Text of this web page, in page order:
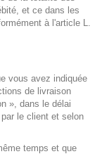
et ce dans les
à l'article L.
vous avez indiquée
de livraison
», dans le délai
le client et selon
temps et que